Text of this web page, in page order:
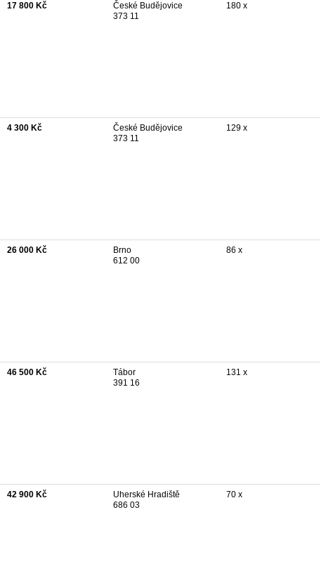
17 800 Kč
České Budějovice
373 11
180 x
4 300 Kč
České Budějovice
373 11
129 x
26 000 Kč
Brno
612 00
86 x
46 500 Kč
Tábor
391 16
131 x
42 900 Kč
Uherské Hradiště
686 03
70 x